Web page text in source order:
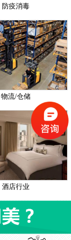
防疫消毒
物流/仓储
酒店行业